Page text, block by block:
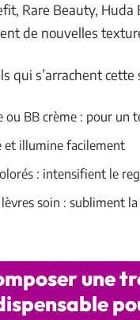
Rare Beauty,
de nouvelles
qui s’arrachent cette
ou BB crème : pour
et illumine facilement
: intensifient le
soin : subliment
une